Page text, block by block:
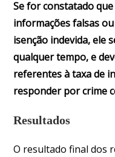
Se for constatado
informações falsas
isenção indevida, ele
qualquer tempo, e
referentes à taxa de
responder por crime
Resultados
O resultado final dos